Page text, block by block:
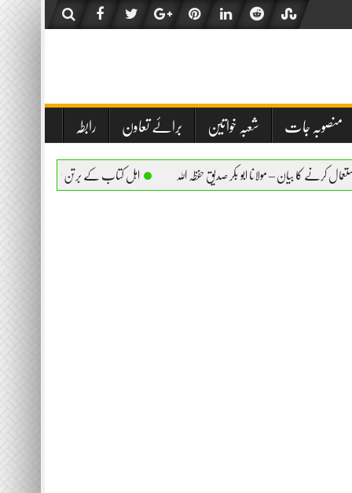
منصوبہ جات شعبہ خواتین برائے تعاون رابطہ
مولانا ابو بکر صدیق حفظہ اللہ اہل کتاب کے برتن استعمال کرنے کا بیان – مولانا ابو